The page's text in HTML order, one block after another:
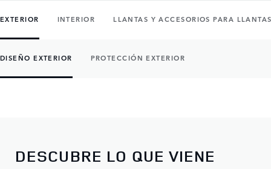
EXTERIOR INTERIOR LLANTAS Y ACCESORIOS PARA
DISEÑO EXTERIOR PROTECCIÓN EXTERIOR
DESCUBRE LO QUE VIENE